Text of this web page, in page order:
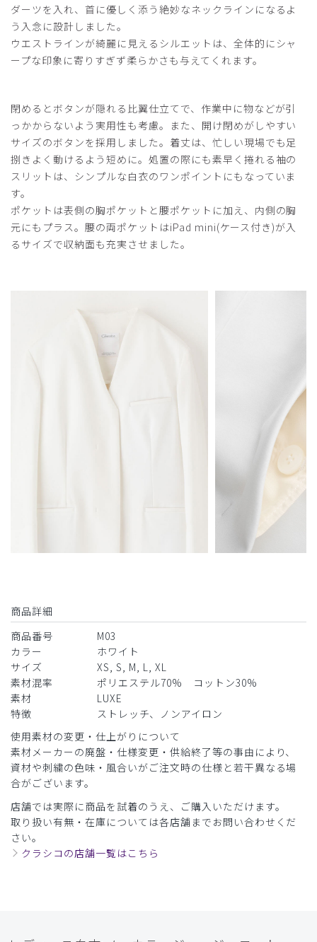
購入確認済み
年齢: 50代 身長: 156-160cm
サイズ設定
合わせると肩がブカブカになるという…今回も肩ぴったりか
がキツキツということに。仕事で着るのですし、もうすこし
座ったりしゃがんだりするときのことを考えてサイズ設定し
ていただきたいと思います。体型はいたって普通です。
役に立った 1
購入確認済み
身長: 166-170cm
はじめて襟なしの白衣を購入しました。首周りが重くなく
て、汗汚れもしにくくw 春夏に涼しげで良いです。袖は短
M03レディース白衣:ノーカラージャージーコー
年齢:40代
ノーカラーのデザインは、涼しく、着用のストレスも軽減さ
れますので、気に入り、2着目を購入しました。
商品：
M03レディース白衣:ノーカラージャージーコー
ト・LUXE/白/S
​1 ​2
ダーツを入れ、首に優しく添う絶妙なネックラインになるよ
う入念に設計しました。
ウエストラインが綺麗に見えるシルエットは、全体的にシャ
ープな印象に寄りすぎず柔らかさも与えてくれます。
閉めるとボタンが隠れる比翼仕立てで、作業中に物などが引
っかからないよう実用性も考慮。また、開け閉めがしやすい
サイズのボタンを採用しました。着丈は、忙しい現場でも足
捌きよく動けるよう短めに。処置の際にも素早く捲れる袖の
スリットは、シンプルな白衣のワンポイントにもなっていま
す。
ポケットは表側の胸ポケットと腰ポケットに加え、内側の胸
元にもプラス。腰の両ポケットはiPad mini(ケース付き)が入
るサイズで収納面も充実させました。
商品詳細
商品番号
M03
カラー
ホワイト
サイズ
XS, S, M, L, XL
素材混率
ポリエステル70% コットン30%
素材
LUXE
特徴
ストレッチ、ノンアイロン
使用素材の変更・仕上がりについて
素材メーカーの廃盤・仕様変更・供給終了等の事由により、
資材や刺繍の色味・風合いがご注文時の仕様と若干異なる場
合がございます。
店舗では実際に商品を試着のうえ、ご購入いただけます。
取り扱い有無・在庫については各店舗までお問い合わせくだ
さい。
クラシコの店舗一覧はこちら